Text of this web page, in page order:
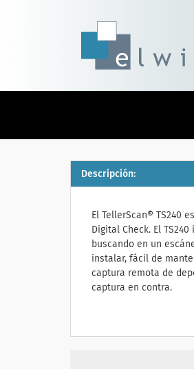
Descripción:
El TellerScan® TS240
Digital Check. El
buscando en un
instalar, fácil de
captura remota de
captura en contra.